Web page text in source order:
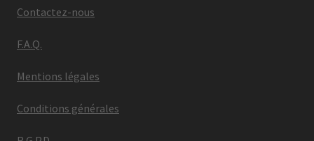
Contactez-nous
F.A.Q.
Mentions légales
Conditions générales